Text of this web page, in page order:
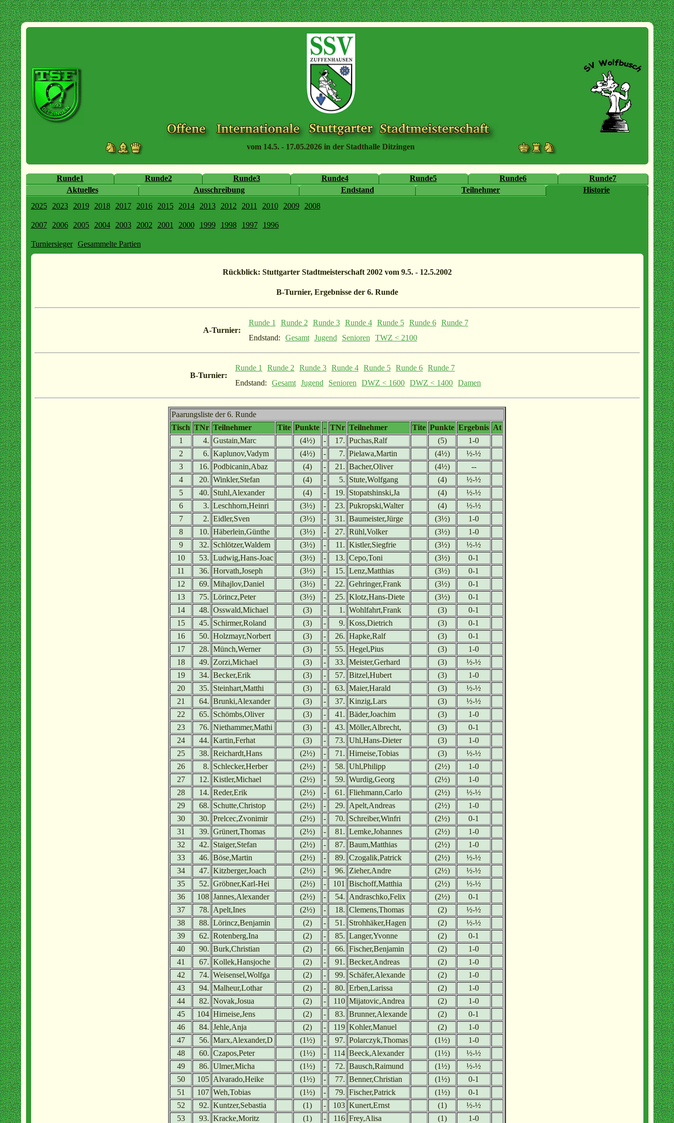
vom 14.5. - 17.05.2026 in der Stadthalle Ditzingen
Runde1 Runde2 Runde3 Runde4 Runde5 Runde6
Runde7
Aktuelles
Ausschreibung Endstand Teilnehmer
Historie
2025
2023 2019 2018 2017 2016 2015 2014 2013 2012 2011 2010 2009 2008
2007 2006 2005 2004 2003 2002 2001 2000 1999 1998 1997 1996
Turniersieger Gesammelte Partien
Rückblick: Stuttgarter Stadtmeisterschaft 2002 vom 9.5. - 12.5.2002
B-Turnier, Ergebnisse der 6. Runde
A-Turnier:
Runde 1 Runde 2 Runde 3 Runde 4 Runde 5 Runde 6
Runde 7
Endstand:
Gesamt Jugend Senioren TWZ < 2100
B-Turnier:
Runde 1 Runde 2 Runde 3 Runde 4 Runde 5 Runde 6 Runde 7
Endstand:
Gesamt Jugend Senioren DWZ < 1600 DWZ < 1400 Damen
Paarungsliste der 6. Runde
Tisch TNr Teilnehmer Tite Punkte - TNr Teilnehmer Tite Punkte Ergebnis At
1
4. Gustain,Marc (4½) - 17. Puchas,Ralf (5)
1-0
2
6. Kaplunov,Vadym (4½) - 7. Pielawa,Martin (4½)
½-½
3
16. Podbicanin,Abaz (4) - 21. Bacher,Oliver (4½)
--
4
20. Winkler,Stefan (4) - 5. Stute,Wolfgang (4)
½-½
5
40. Stuhl,Alexander (4) - 19. Stopatshinski,Ja (4)
½-½
6
3. Leschhorn,Heinri (3½) - 23. Pukropski,Walter (4)
½-½
7
2. Eidler,Sven (3½) - 31. Baumeister,Jürge (3½)
1-0
8
10. Häberlein,Günthe (3½) - 27. Rühl,Volker (3½)
1-0
9
32. Schlötzer,Waldem (3½) - 11. Kistler,Siegfrie (3½)
½-½
10
53. Ludwig,Hans-Joac (3½) - 13. Cepo,Toni (3½)
0-1
11
36. Horvath,Joseph (3½) - 15. Lenz,Matthias (3½)
0-1
12
69. Mihajlov,Daniel (3½) - 22. Gehringer,Frank (3½)
0-1
13
75. Lörincz,Peter (3½) - 25. Klotz,Hans-Diete (3½)
0-1
14
48. Osswald,Michael (3) - 1. Wohlfahrt,Frank (3)
0-1
15
45. Schirmer,Roland (3) - 9. Koss,Dietrich (3)
0-1
16
50. Holzmayr,Norbert (3) - 26. Hapke,Ralf (3)
0-1
17
28. Münch,Werner (3) - 55. Hegel,Pius (3)
1-0
18
49. Zorzi,Michael (3) - 33. Meister,Gerhard (3)
½-½
19
34. Becker,Erik (3) - 57. Bitzel,Hubert (3)
1-0
20
35. Steinhart,Matthi (3) - 63. Maier,Harald (3)
½-½
21
64. Brunki,Alexander (3) - 37. Kinzig,Lars (3)
½-½
22
65. Schömbs,Oliver (3) - 41. Bäder,Joachim (3)
1-0
23
76. Niethammer,Mathi (3) - 43. Möller,Albrecht, (3)
0-1
24
44. Kartin,Ferhat (3) - 73. Uhl,Hans-Dieter (3)
1-0
25
38. Reichardt,Hans (2½) - 71. Hirneise,Tobias (3)
½-½
26
8. Schlecker,Herber (2½) - 58. Uhl,Philipp (2½)
1-0
27
12. Kistler,Michael (2½) - 59. Wurdig,Georg (2½)
1-0
28
14. Reder,Erik (2½) - 61. Fliehmann,Carlo (2½)
½-½
29
68. Schutte,Christop (2½) - 29. Apelt,Andreas (2½)
1-0
30
30. Prelcec,Zvonimir (2½) - 70. Schreiber,Winfri (2½)
0-1
31
39. Grünert,Thomas (2½) - 81. Lemke,Johannes (2½)
1-0
32
42. Staiger,Stefan (2½) - 87. Baum,Matthias (2½)
1-0
33
46. Böse,Martin (2½) - 89. Czogalik,Patrick (2½)
½-½
34
47. Kitzberger,Joach (2½) - 96. Zieher,Andre (2½)
½-½
35
52. Gröbner,Karl-Hei (2½) - 101 Bischoff,Matthia (2½)
½-½
36
108 Jannes,Alexander (2½) - 54. Andraschko,Felix (2½)
0-1
37
78. Apelt,Ines (2½) - 18. Clemens,Thomas (2)
½-½
38
88. Lörincz,Benjamin (2) - 51. Strohhäker,Hagen (2)
½-½
39
62. Rotenberg,Ina (2) - 85. Langer,Yvonne (2)
0-1
40
90. Burk,Christian (2) - 66. Fischer,Benjamin (2)
1-0
41
67. Kollek,Hansjoche (2) - 91. Becker,Andreas (2)
1-0
42
74. Weisensel,Wolfga (2) - 99. Schäfer,Alexande (2)
1-0
43
94. Malheur,Lothar (2) - 80. Erben,Larissa (2)
1-0
44
82. Novak,Josua (2) - 110 Mijatovic,Andrea (2)
1-0
45
104 Hirneise,Jens (2) - 83. Brunner,Alexande (2)
0-1
46
84. Jehle,Anja (2) - 119 Kohler,Manuel (2)
1-0
47
56. Marx,Alexander,D (1½) - 97. Polarczyk,Thomas (1½)
1-0
48
60. Czapos,Peter (1½) - 114 Beeck,Alexander (1½)
½-½
49
86. Ulmer,Micha (1½) - 72. Bausch,Raimund (1½)
½-½
50
105 Alvarado,Heike (1½) - 77. Benner,Christian (1½)
0-1
51
107 Weh,Tobias (1½) - 79. Fischer,Patrick (1½)
0-1
52
92. Kuntzer,Sebastia (1) - 103 Kunert,Ernst (1)
½-½
53
93. Kracke,Moritz (1) - 116 Frey,Alisa (1) 1-0